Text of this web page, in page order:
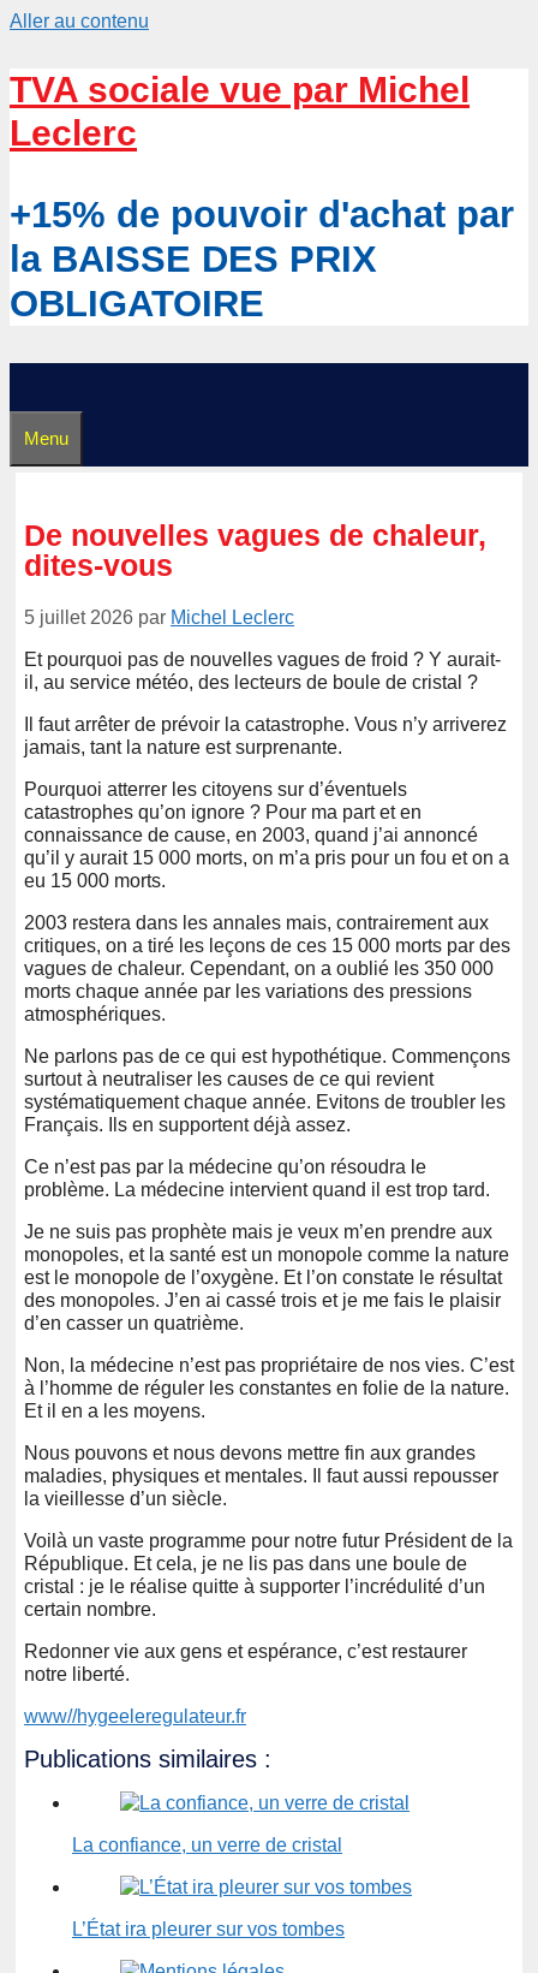
Aller au contenu
TVA sociale vue par Michel
Leclerc
+15% de pouvoir d'achat par
la BAISSE DES PRIX
OBLIGATOIRE
Menu
De nouvelles vagues de chaleur,
dites-vous
5 juillet 2026 par Michel Leclerc
Et pourquoi pas de nouvelles vagues de froid ? Y aurait-
il, au service météo, des lecteurs de boule de cristal ?
Il faut arrêter de prévoir la catastrophe. Vous n’y arriverez
jamais, tant la nature est surprenante.
Pourquoi atterrer les citoyens sur d’éventuels
catastrophes qu’on ignore ? Pour ma part et en
connaissance de cause, en 2003, quand j’ai annoncé
qu’il y aurait 15 000 morts, on m’a pris pour un fou et on a
eu 15 000 morts.
2003 restera dans les annales mais, contrairement aux
critiques, on a tiré les leçons de ces 15 000 morts par des
vagues de chaleur. Cependant, on a oublié les 350 000
morts chaque année par les variations des pressions
atmosphériques.
Ne parlons pas de ce qui est hypothétique. Commençons
surtout à neutraliser les causes de ce qui revient
systématiquement chaque année. Evitons de troubler les
Français. Ils en supportent déjà assez.
Ce n’est pas par la médecine qu’on résoudra le
problème. La médecine intervient quand il est trop tard.
Je ne suis pas prophète mais je veux m’en prendre aux
monopoles, et la santé est un monopole comme la nature
est le monopole de l’oxygène. Et l’on constate le résultat
des monopoles. J’en ai cassé trois et je me fais le plaisir
d’en casser un quatrième.
Non, la médecine n’est pas propriétaire de nos vies. C’est
à l’homme de réguler les constantes en folie de la nature.
Et il en a les moyens.
Nous pouvons et nous devons mettre fin aux grandes
maladies, physiques et mentales. Il faut aussi repousser
la vieillesse d’un siècle.
Voilà un vaste programme pour notre futur Président de la
République. Et cela, je ne lis pas dans une boule de
cristal : je le réalise quitte à supporter l’incrédulité d’un
certain nombre.
Redonner vie aux gens et espérance, c’est restaurer
notre liberté.
www//hygeeleregulateur.fr
Publications similaires :
La confiance, un verre de cristal
L’État ira pleurer sur vos tombes